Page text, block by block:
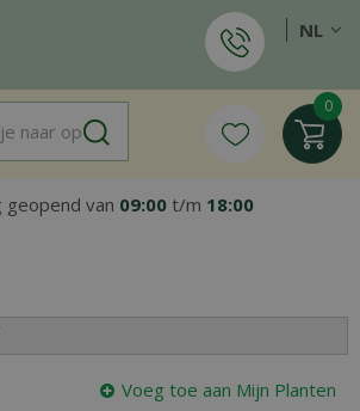
geopend van 09:00 t/m 18:00
NL
Voeg toe aan Mijn Planten